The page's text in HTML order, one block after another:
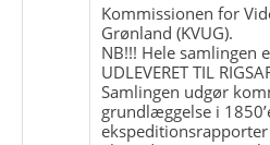
Kommissionen for
Grønland (KVUG).
NB!!! Hele samlingen
UDLEVERET TIL
Samlingen udgør
grundlæggelse i